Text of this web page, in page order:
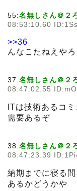
55:名無しさん＠２
08:53:10.60
>>36
んなこたねえやろ
37:名無しさん＠２
08:47:02.55
ITは技術あるコ
需要あるぞ
38:名無しさん＠２
08:47:23.39
納期までに寝る
あるかどうかや